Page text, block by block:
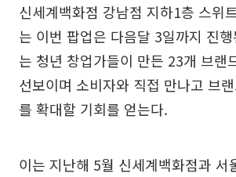
신세계백화점 강남점 지하1층 스위
는 이번 팝업은 다음달 3일까지 진
는 청년 창업가들이 만든 23개 브랜
선보이며 소비자와 직접 만나고 브
를 확대할 기회를 얻는다.
이는 지난해 5월 신세계백화점과 서